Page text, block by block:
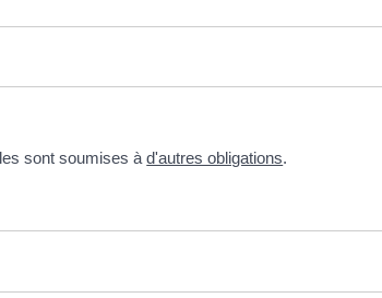
sont soumises àd'autres obligations.